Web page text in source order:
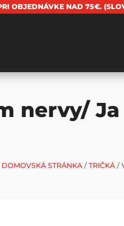
OBJEDNÁVKE NAD 75€.
nervy/
DOMOVSKÁ STRÁNKA/ TRIČKÁ/